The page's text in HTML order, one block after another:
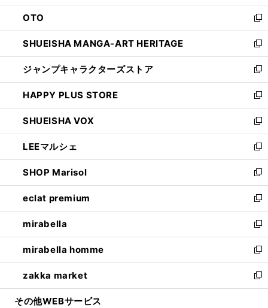
ウ
で
開
く
ン
ド
ウ
で
開
く
OTO
新
し
い
ウ
ィ
ン
ド
ウ
で
開
く
SHUEISHA MANGA-ART HERITAGE
新
し
い
ウ
ィ
ン
ド
ウ
で
開
く
ジャンプキャラクターズストア
新
し
い
ウ
ィ
ン
ド
ウ
で
開
く
HAPPY PLUS STORE
新
し
い
ウ
ィ
ン
ド
ウ
で
開
く
SHUEISHA VOX
新
し
い
ウ
ィ
ン
ド
ウ
で
開
く
LEEマルシェ
新
し
い
ウ
ィ
ン
ド
ウ
で
開
く
SHOP Marisol
新
し
い
ウ
ィ
ン
ド
ウ
で
開
eclat premium
新
し
い
ウ
ィ
ン
ド
ウ
mirabella
新
し
い
ウ
ィ
ン
mirabella homme
新
し
い
ウ
zakka market
新
し
その他WEBサービス